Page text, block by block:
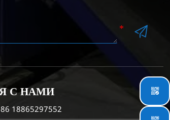

С НАМИ
18865297552
